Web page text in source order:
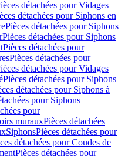
détachées pour Vidages
détachées pour Siphons en
Pièces détachées pour Siphons
Pièces détachées pour Siphons
Pièces détachées pour
Pièces détachées pour
détachées pour Vidages
Pièces détachées pour Siphons
détachées pour Siphons à
pour Siphons
pour
murauxPièces détachées
SiphonsPièces détachées pour
détachées pour Coudes de
Pièces détachées pour